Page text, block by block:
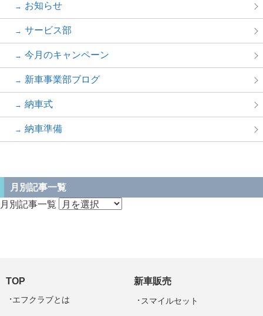
お知らせ
サービス部
今月のキャンペーン
新車事業部ブログ
納車式
納車準備
月別記事一覧
月別記事一覧
TOP
エフクラブとは
新車販売
スマイルセット